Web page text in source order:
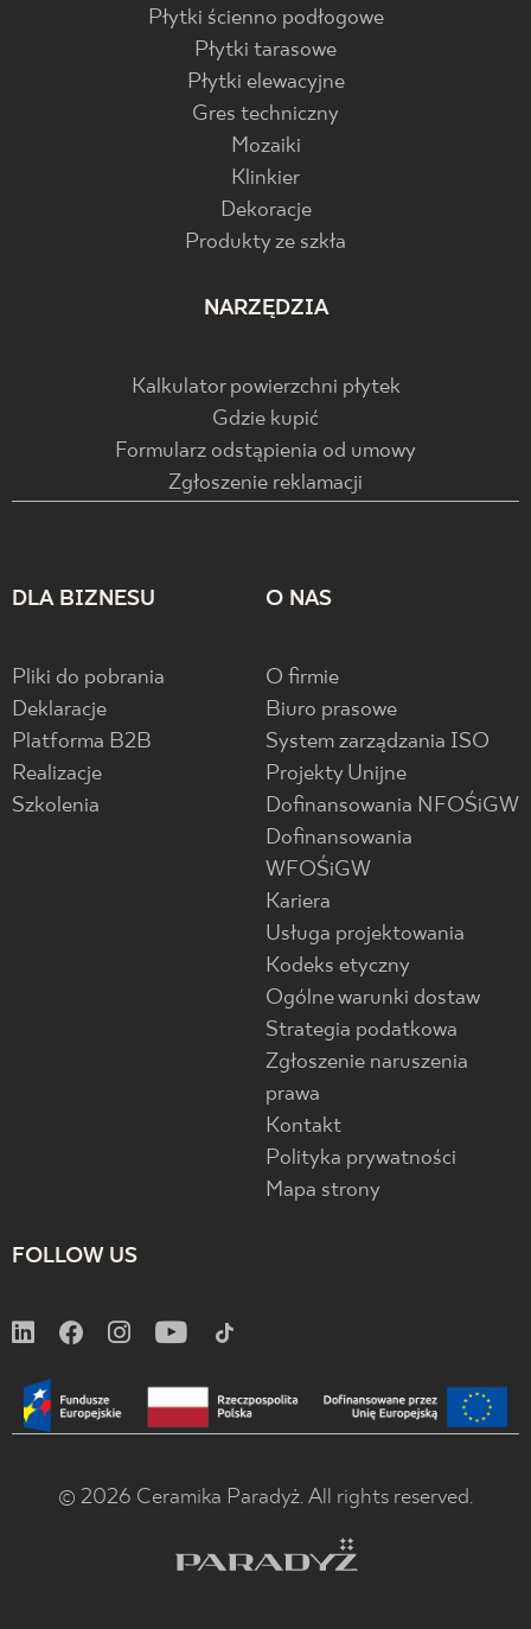
Płytki ścienno podłogowe
Płytki tarasowe
Płytki elewacyjne
Gres techniczny
Mozaiki
Klinkier
Dekoracje
Produkty ze szkła
NARZĘDZIA
Kalkulator powierzchni płytek
Gdzie kupić
Formularz odstąpienia od umowy
Zgłoszenie reklamacji
DLA BIZNESU
Pliki do pobrania
Deklaracje
Platforma B2B
Realizacje
Szkolenia
O NAS
O firmie
Biuro prasowe
System zarządzania ISO
Projekty Unijne
Dofinansowania NFOŚiGW
Dofinansowania
WFOŚiGW
Kariera
Usługa projektowania
Kodeks etyczny
Ogólne warunki dostaw
Strategia podatkowa
Zgłoszenie naruszenia
prawa
Kontakt
Polityka prywatności
Mapa strony
FOLLOW US
© 2026 Ceramika Paradyż. All rights reserved.